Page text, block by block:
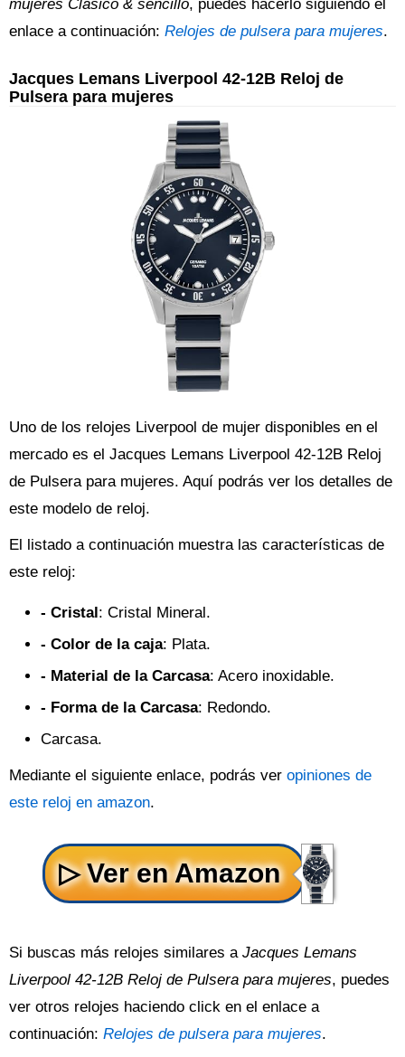
mujeres Clásico & sencillo, puedes hacerlo siguiendo el
enlace a continuación: Relojes de pulsera para mujeres.
Jacques Lemans Liverpool 42-12B Reloj de
Pulsera para mujeres
Uno de los relojes Liverpool de mujer disponibles en el
mercado es el Jacques Lemans Liverpool 42-12B Reloj
de Pulsera para mujeres. Aquí podrás ver los detalles de
este modelo de reloj.
El listado a continuación muestra las características de
este reloj:
- Cristal: Cristal Mineral.
- Color de la caja: Plata.
- Material de la Carcasa: Acero inoxidable.
- Forma de la Carcasa: Redondo.
Carcasa.
Mediante el siguiente enlace, podrás ver opiniones de
este reloj en amazon.
Si buscas más relojes similares a Jacques Lemans
Liverpool 42-12B Reloj de Pulsera para mujeres, puedes
ver otros relojes haciendo click en el enlace a
continuación: Relojes de pulsera para mujeres.